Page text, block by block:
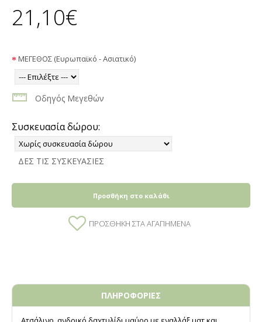
21,10€
ΜΕΓΕΘΟΣ (Ευρωπαϊκό - Ασιατικό)
Οδηγός Μεγεθών
Συσκευασία δώρου:
ΔΕΣ ΤΙΣ ΣΥΣΚΕΥΑΣΙΕΣ
Προσθήκη στο καλάθι
ΠΡΟΣΘΉΚΗ ΣΤΑ ΑΓΑΠΗΜΈΝΑ
ΠΛΗΡΟΦΟΡΙΕΣ